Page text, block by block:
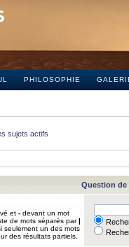
PHILOSOPHIE
sujets actifs
Question de
et - devant un mot
de mots séparés par|
seulement un des mots
des résultats partiels.